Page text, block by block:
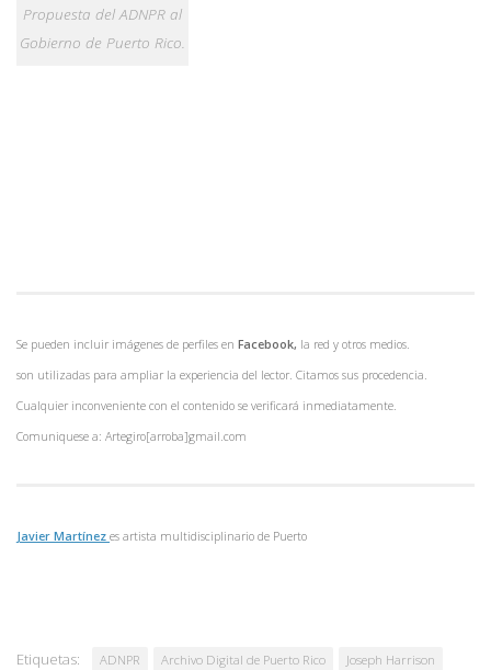
Propuesta del ADNPR al
Gobierno de Puerto Rico.
Se pueden incluir imágenes de perfiles en Facebook, la red y otros medios.
son utilizadas para ampliar la experiencia del lector. Citamos sus procedencia.
Cualquier inconveniente con el contenido se verificará inmediatamente.
Comuniquese a: Artegiro[arroba]gmail.com
Javier Martínez es artista multidisciplinario de Puerto
Etiquetas: ADNPR Archivo Digital de Puerto Rico
Joseph Harrison